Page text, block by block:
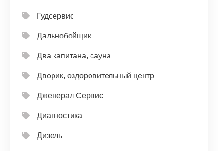
Гудсервис
Дальнобойщик
Два капитана, сауна
Дворик, оздоровительный центр
Дженерал Сервис
Диагностика
Дизель